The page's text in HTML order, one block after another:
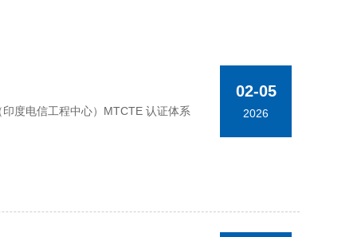
度电信工程中心）MTCTE 认证体系
02-05
2026